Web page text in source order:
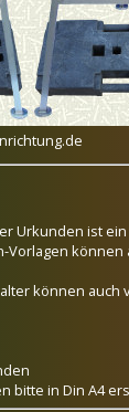
Urkunden ist
Vorlagen
können auch
bitte in Din A4